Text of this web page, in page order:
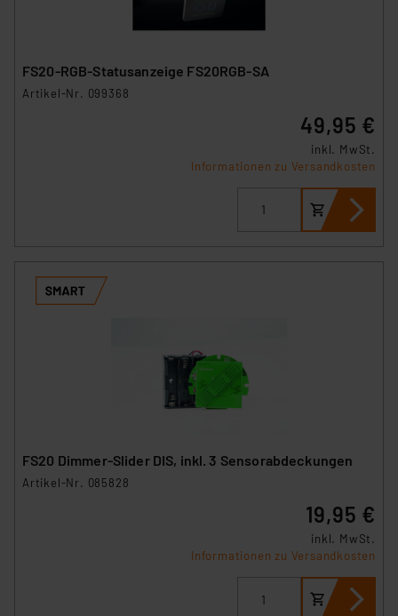
FS20-RGB-Statusanzeige FS20RGB-SA
Artikel-Nr. 099368
49,95 €
inkl. MwSt.
Informationen zu Versandkosten
FS20 Dimmer-Slider DIS, inkl. 3 Sensorabdeckungen
Artikel-Nr. 085828
19,95 €
inkl. MwSt.
Informationen zu Versandkosten